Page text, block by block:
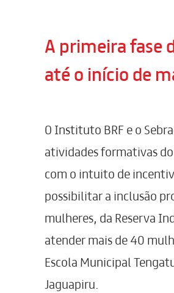
A primeira fase
até o início de
O Instituto BRF e o
atividades formativas
com o intuito de
possibilitar a inclusão
mulheres, da Reserva
atender mais de 40
Escola Municipal
Jaguapiru.